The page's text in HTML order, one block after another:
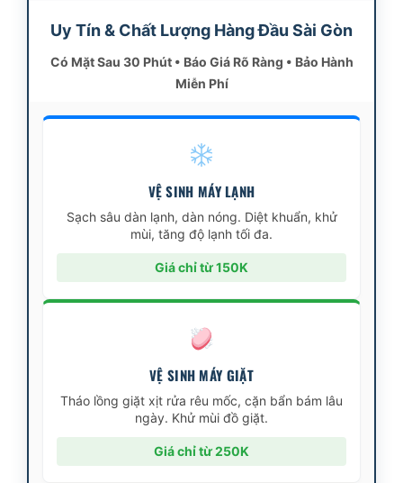
Uy Tín & Chất Lượng Hàng Đầu Sài Gòn
Có Mặt Sau 30 Phút • Báo Giá Rõ Ràng • Bảo Hành
Miễn Phí
VỆ SINH MÁY LẠNH
Sạch sâu dàn lạnh, dàn nóng. Diệt khuẩn, khử
mùi, tăng độ lạnh tối đa.
Giá chỉ từ 150K
VỆ SINH MÁY GIẶT
Tháo lồng giặt xịt rửa rêu mốc, cặn bẩn bám lâu
ngày. Khử mùi đồ giặt.
Giá chỉ từ 250K